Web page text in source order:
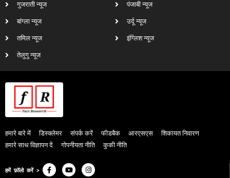
गुजराती न्यूज
बांग्ला न्यूज
तमिल न्यूज
तेलुगु न्यूज
पंजाबी न्यूज
उर्दू न्यूज
इंग्लिश न्यूज
हमारे बारे में डिस्क्लेमर संपर्क करें फीडबैक आरएसएस
शिकायत निवारण
हमारे साथ विज्ञापन दें
गोपनीयता नीति कुकी नीति
हमें फ़ॉलो करें >